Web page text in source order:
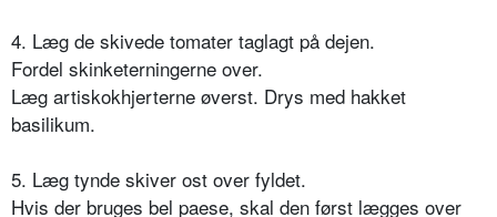
4. Læg de skivede tomater taglagt på dejen.
Fordel skinketerningerne over.
Læg artiskokhjerterne øverst. Drys med hakket
basilikum.
5. Læg tynde skiver ost over fyldet.
Hvis der bruges bel paese, skal den først lægges over